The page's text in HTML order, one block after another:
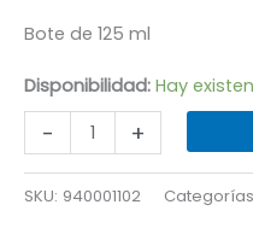
Bote de 125 ml
Disponibilidad: Hay
-
&
CLEANER
+
SKU: 940001102